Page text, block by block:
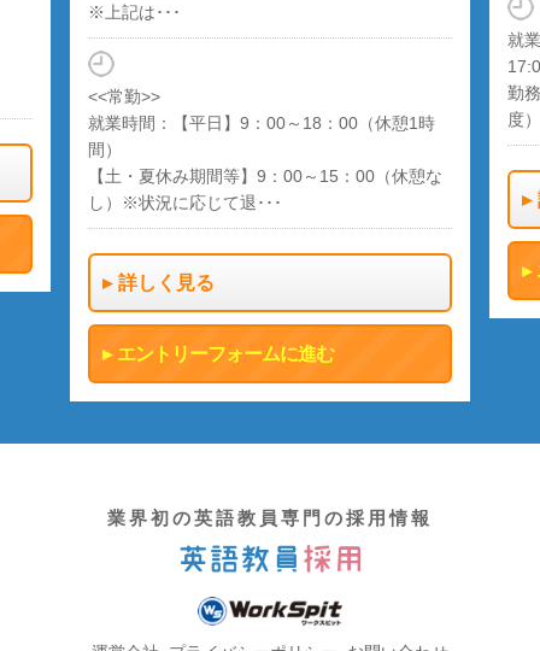
※上記は･･･
<<常勤>>
就業時間：【平日】9：00～18：00（休憩1時
間）
【土・夏休み期間等】9：00～15：00（休憩な
し）※状況に応じて退･･･
詳しく見る
エントリーフォームに進む
就
勤
度）
業界初の英語教員専門の採用情報